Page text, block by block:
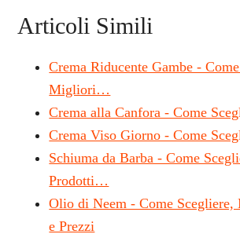
Articoli Simili
Crema Riducente Gambe -
Migliori…
Crema alla Canfora - Come
Crema Viso Giorno - Come
Schiuma da Barba - Come
Prodotti…
Olio di Neem - Come
e Prezzi